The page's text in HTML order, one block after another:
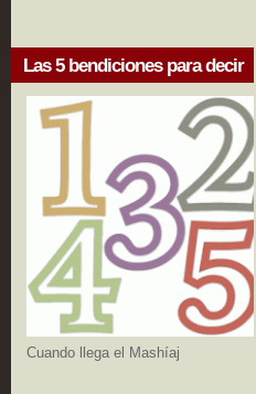
Las 5 bendiciones para decir
Cuando llega el Mashíaj